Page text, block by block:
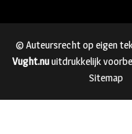
© Auteursrecht op eigen
Vught.nuuitdrukkelijk
Sitemap